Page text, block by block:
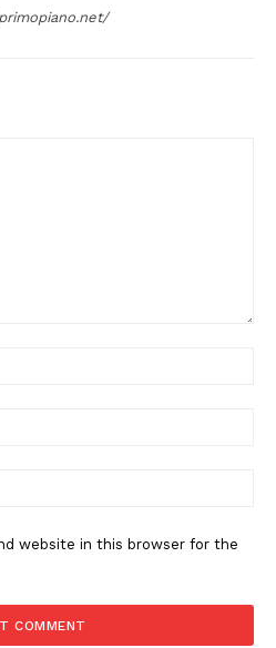
website in this browser for the